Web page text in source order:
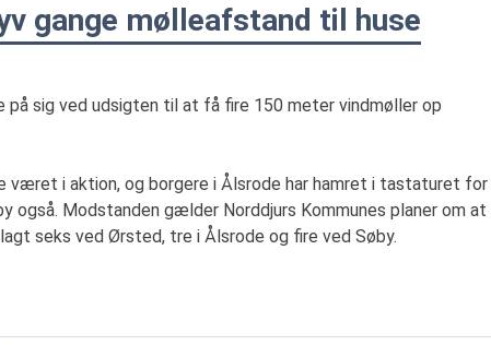
gange mølleafstand til huse
på sig ved udsigten til at få fire 150 meter vindmøller op
været i aktion, og borgere i Ålsrode har hamret i tastaturet
også. Modstanden gælder Norddjurs Kommunes planer om
seks ved Ørsted, tre i Ålsrode og fire ved Søby.